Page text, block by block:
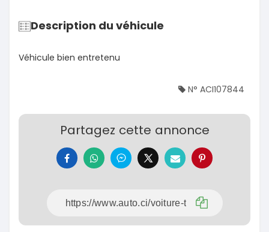
Description du véhicule
Véhicule bien entretenu
N° ACI107844
Partagez cette annonce